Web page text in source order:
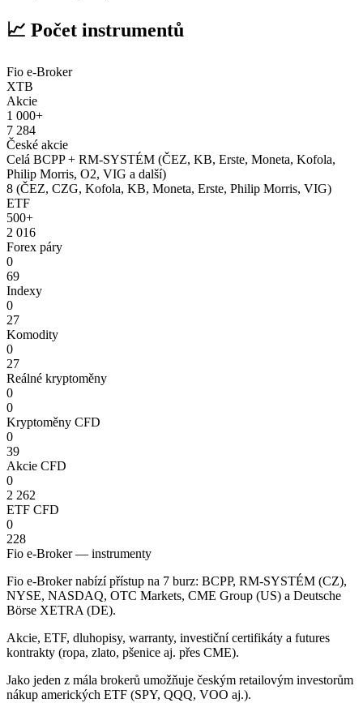
📈 Počet instrumentů
Fio e-Broker
XTB
Akcie
1 000+
7 284
České akcie
Celá BCPP + RM-SYSTÉM (ČEZ, KB, Erste, Moneta, Kofola,
Philip Morris, O2, VIG a další)
8 (ČEZ, CZG, Kofola, KB, Moneta, Erste, Philip Morris, VIG)
ETF
500+
2 016
Forex páry
0
69
Indexy
0
27
Komodity
0
27
Reálné kryptoměny
0
0
Kryptoměny CFD
0
39
Akcie CFD
0
2 262
ETF CFD
0
228
Fio e-Broker — instrumenty
Fio e-Broker nabízí přístup na 7 burz: BCPP, RM-SYSTÉM (CZ),
NYSE, NASDAQ, OTC Markets, CME Group (US) a Deutsche
Börse XETRA (DE).
Akcie, ETF, dluhopisy, warranty, investiční certifikáty a futures
kontrakty (ropa, zlato, pšenice aj. přes CME).
Jako jeden z mála brokerů umožňuje českým retailovým investorům
nákup amerických ETF (SPY, QQQ, VOO aj.).